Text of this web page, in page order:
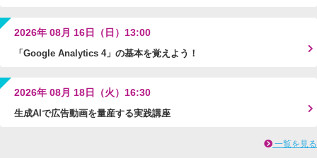
2026年 08月 16日（日）13:00
「Google Analytics 4」の基本を覚えよう！
2026年 08月 18日（火）16:30
生成AIで広告動画を量産する実践講座
一覧を見る